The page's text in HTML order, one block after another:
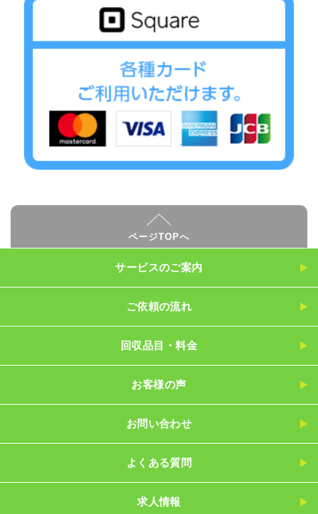
ページTOPへ
サービスのご案内
ご依頼の流れ
回収品目・料金
お客様の声
お問い合わせ
よくある質問
求人情報